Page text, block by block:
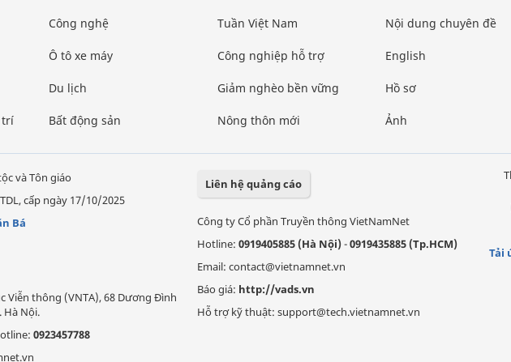
trí
Công nghệ
Ô tô xe máy
Du lịch
Bất động sản
Tuần Việt Nam
Công nghiệp hỗ trợ
Giảm nghèo bền vững
Nông thôn mới
Nội dung chuyên đề
English
Hồ sơ
Ảnh
và Tôn giáo
cấp ngày 17/10/2025
Bá
Viễn thông (VNTA), 68 Dương Đình
Hà Nội.
0923457788
Liên hệ quảng cáo
Công ty Cổ phần Truyền thông VietNamNet
Hotline: 0919405885 (Hà Nội)-0919435885 (Tp.HCM)
Email: contact@vietnamnet.vn
Báo giá: http://vads.vn
Hỗ trợ kỹ thuật: support@tech.vietnamnet.vn
Tải